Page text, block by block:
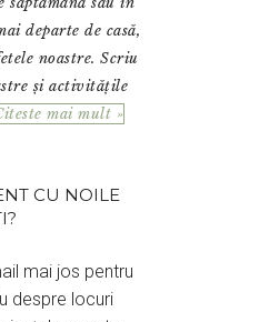
departe de casă,
noastre. Scriu
și activitățile
mai mult »
CU NOILE
mai jos pentru
despre locuri